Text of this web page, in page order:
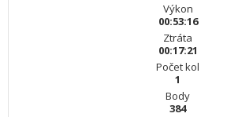
Výkon
00:53:16
Ztráta
00:17:21
Počet kol
1
Body
384